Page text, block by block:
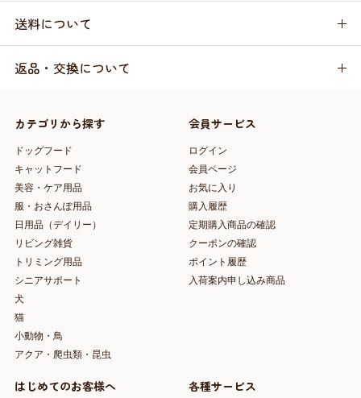
送料について
返品・交換について
カテゴリから探す
ドッグフード
キャットフード
美容・ケア用品
服・おさんぽ用品
日用品（デイリー）
リビング雑貨
トリミング用品
シニアサポート
犬
猫
小動物・鳥
アクア・爬虫類・昆虫
会員サービス
ログイン
会員ページ
お気に入り
購入履歴
定期購入商品の確認
クーポンの確認
ポイント履歴
入荷案内申し込み商品
はじめてのお客様へ 各種サービス